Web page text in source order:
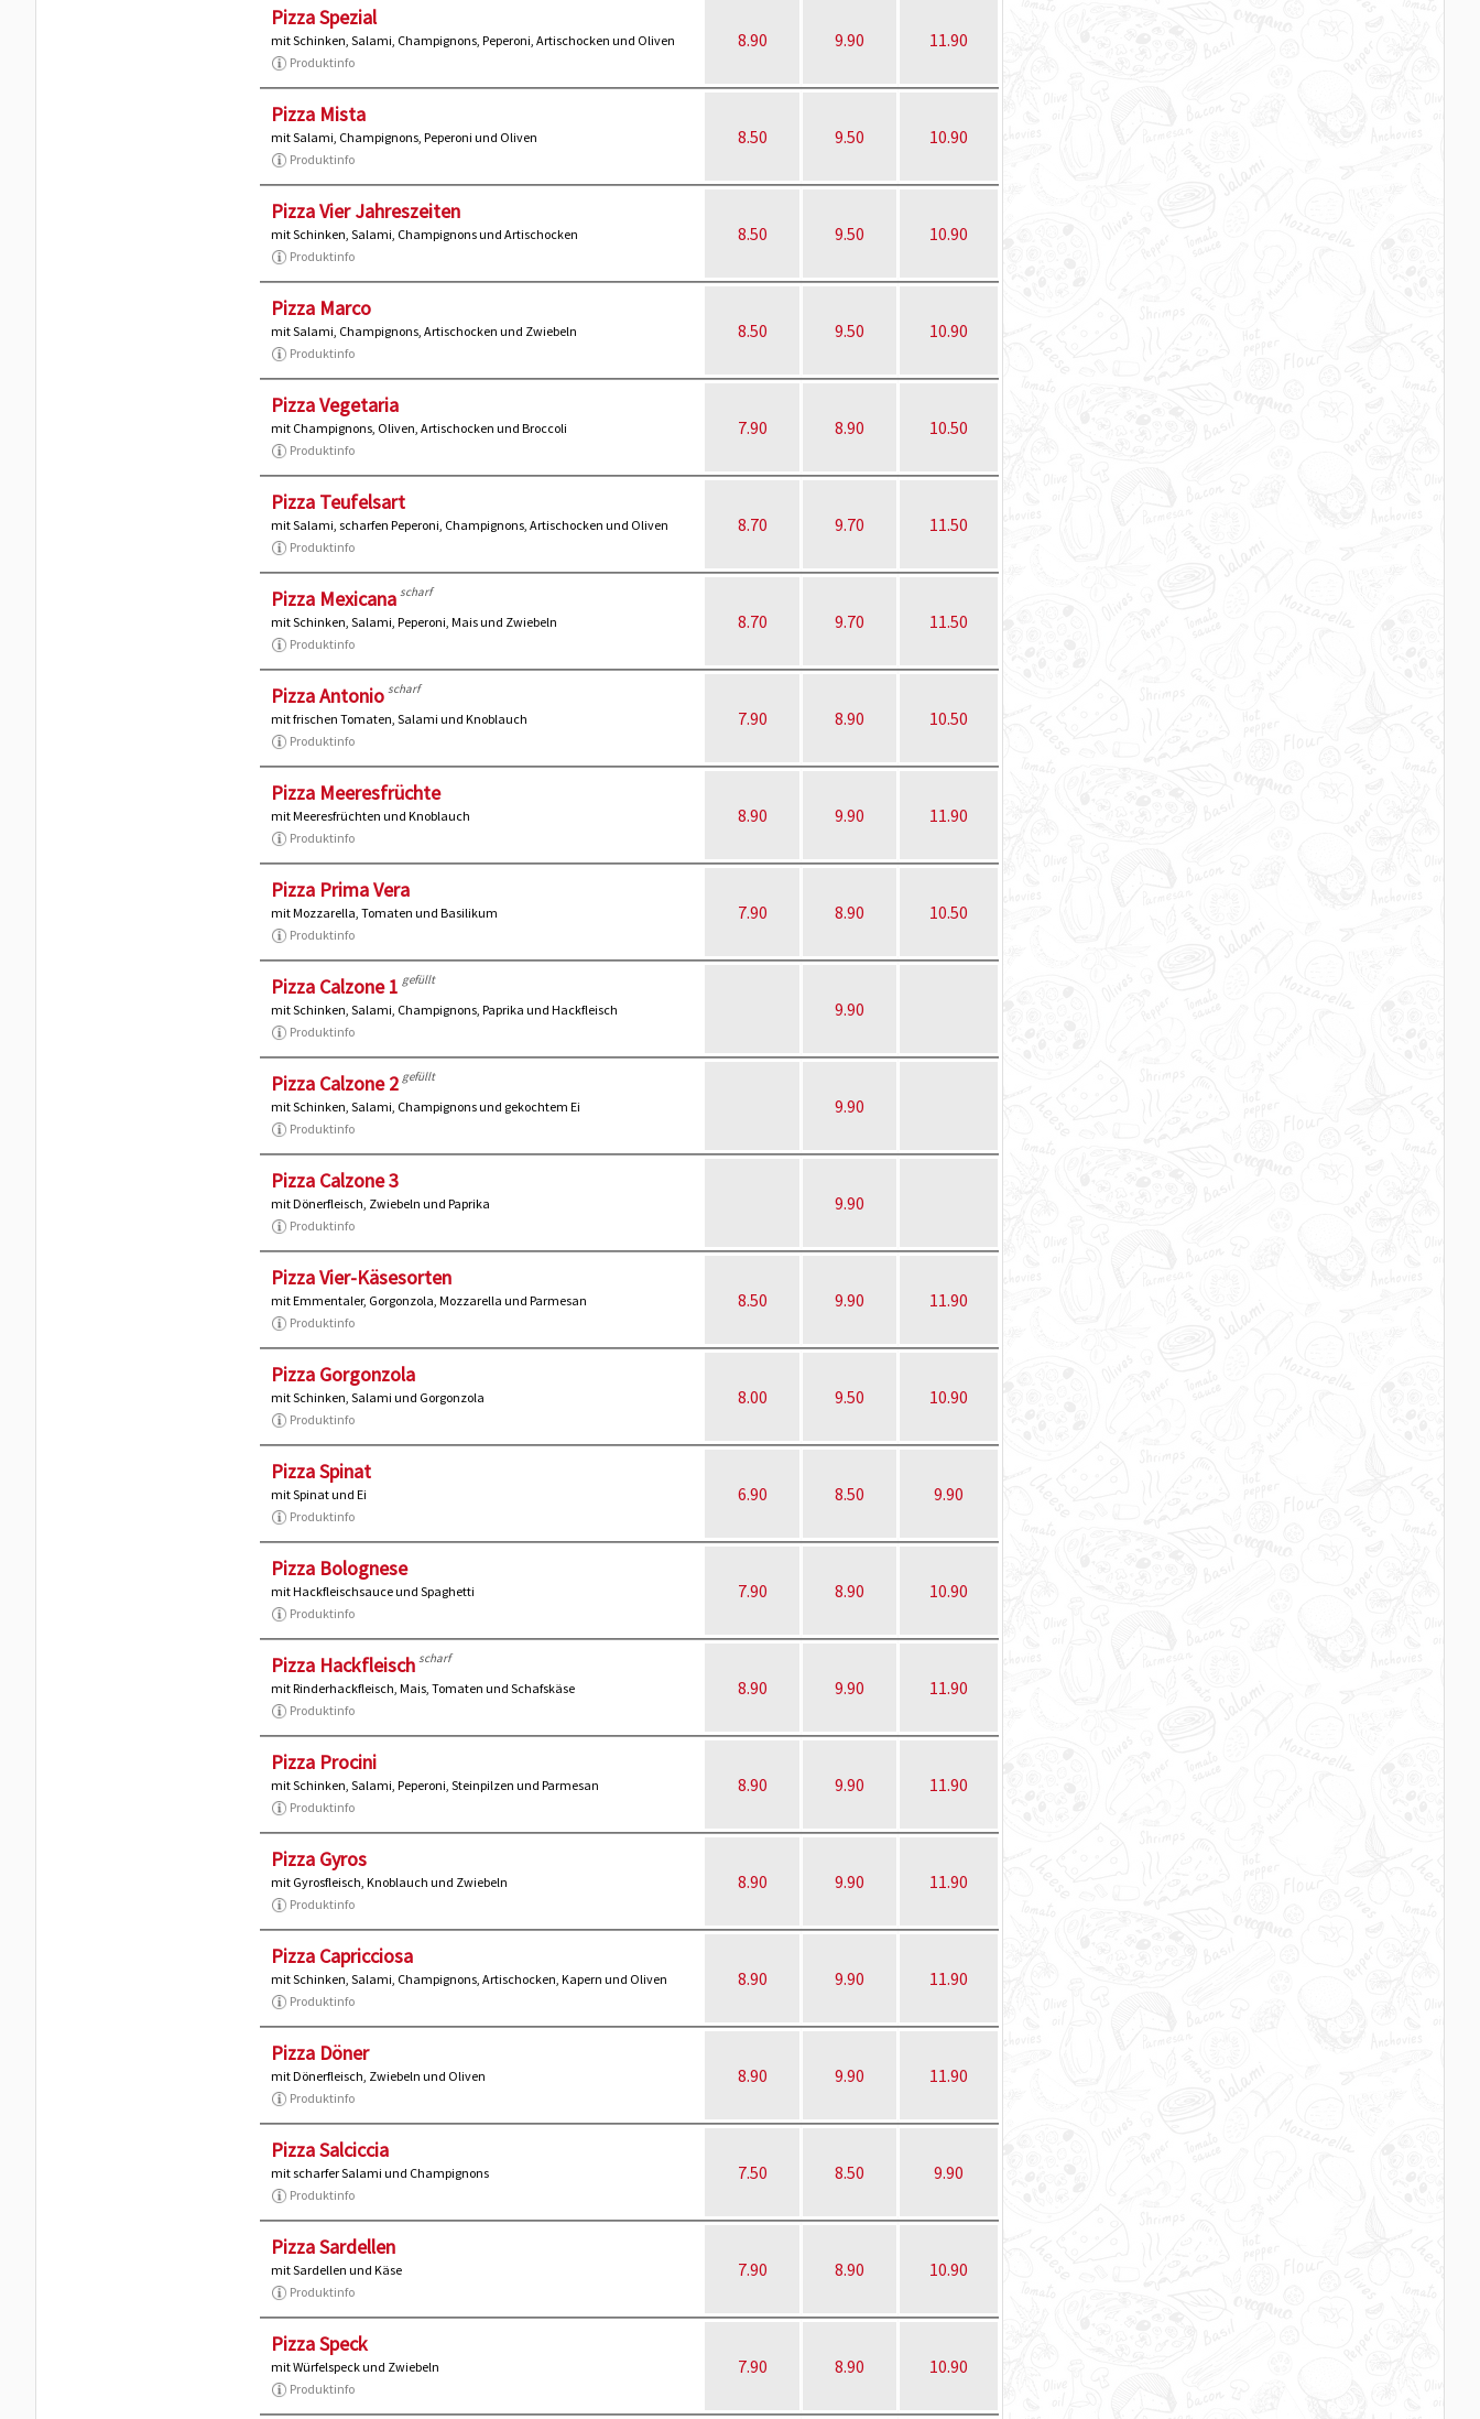
Pizza Spezial
mit Schinken, Salami, Champignons, Peperoni, Artischocken und Oliven
Produktinfo
8.90 9.90 11.90
Pizza Mista
mit Salami, Champignons, Peperoni und Oliven
Produktinfo
8.50 9.50 10.90
Pizza Vier Jahreszeiten
mit Schinken, Salami, Champignons und Artischocken
Produktinfo
8.50 9.50 10.90
Pizza Marco
mit Salami, Champignons, Artischocken und Zwiebeln
Produktinfo
8.50 9.50 10.90
Pizza Vegetaria
mit Champignons, Oliven, Artischocken und Broccoli
Produktinfo
7.90 8.90 10.50
Pizza Teufelsart
mit Salami, scharfen Peperoni, Champignons, Artischocken und Oliven
Produktinfo
8.70 9.70 11.50
Pizza Mexicana scharf
mit Schinken, Salami, Peperoni, Mais und Zwiebeln
Produktinfo
8.70 9.70 11.50
Pizza Antonio scharf
mit frischen Tomaten, Salami und Knoblauch
Produktinfo
7.90 8.90 10.50
Pizza Meeresfrüchte
mit Meeresfrüchten und Knoblauch
Produktinfo
8.90 9.90 11.90
Pizza Prima Vera
mit Mozzarella, Tomaten und Basilikum
Produktinfo
7.90 8.90 10.50
Pizza Calzone 1 gefüllt
mit Schinken, Salami, Champignons, Paprika und Hackfleisch
Produktinfo
9.90
Pizza Calzone 2 gefüllt
mit Schinken, Salami, Champignons und gekochtem Ei
Produktinfo
9.90
Pizza Calzone 3
mit Dönerfleisch, Zwiebeln und Paprika
Produktinfo
9.90
Pizza Vier-Käsesorten
mit Emmentaler, Gorgonzola, Mozzarella und Parmesan
Produktinfo
8.50 9.90 11.90
Pizza Gorgonzola
mit Schinken, Salami und Gorgonzola
Produktinfo
8.00 9.50 10.90
Pizza Spinat
mit Spinat und Ei
Produktinfo
6.90 8.50 9.90
Pizza Bolognese
mit Hackfleischsauce und Spaghetti
Produktinfo
7.90 8.90 10.90
Pizza Hackfleisch scharf
mit Rinderhackfleisch, Mais, Tomaten und Schafskäse
Produktinfo
8.90 9.90 11.90
Pizza Procini
mit Schinken, Salami, Peperoni, Steinpilzen und Parmesan
Produktinfo
8.90 9.90 11.90
Pizza Gyros
mit Gyrosfleisch, Knoblauch und Zwiebeln
Produktinfo
8.90 9.90 11.90
Pizza Capricciosa
mit Schinken, Salami, Champignons, Artischocken, Kapern und Oliven
Produktinfo
8.90 9.90 11.90
Pizza Döner
mit Dönerfleisch, Zwiebeln und Oliven
Produktinfo
8.90 9.90 11.90
Pizza Salciccia
mit scharfer Salami und Champignons
Produktinfo
7.50 8.50 9.90
Pizza Sardellen
mit Sardellen und Käse
Produktinfo
7.90 8.90 10.90
Pizza Speck
mit Würfelspeck und Zwiebeln
Produktinfo
7.90 8.90 10.90